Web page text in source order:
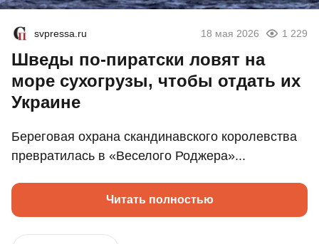
svpressa.ru 18 мая 2026 1 229
Шведы по-пиратски ловят на
море сухогрузы, чтобы отдать их
Украине
Береговая охрана скандинавского королевства
превратилась в «Веселого Роджера»...
Читать полностью